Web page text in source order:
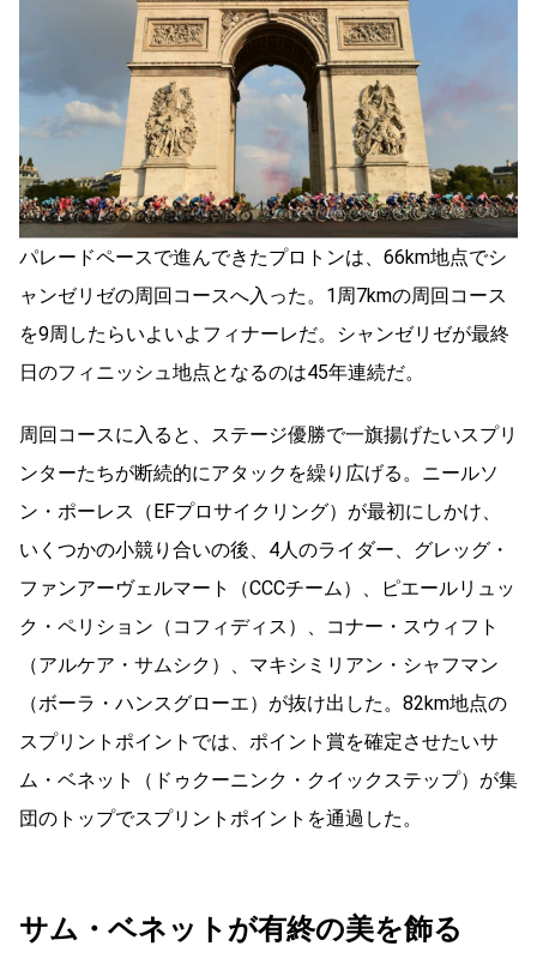
パレードペースで進んできたプロトンは、66km地点でシ
ャンゼリゼの周回コースへ入った。1周7kmの周回コース
を9周したらいよいよフィナーレだ。シャンゼリゼが最終
日のフィニッシュ地点となるのは45年連続だ。
周回コースに入ると、ステージ優勝で一旗揚げたいスプリ
ンターたちが断続的にアタックを繰り広げる。ニールソ
ン・ポーレス（EFプロサイクリング）が最初にしかけ、
いくつかの小競り合いの後、4人のライダー、グレッグ・
ファンアーヴェルマート（CCCチーム）、ピエールリュッ
ク・ペリション（コフィディス）、コナー・スウィフト
（アルケア・サムシク）、マキシミリアン・シャフマン
（ボーラ・ハンスグローエ）が抜け出した。82km地点の
スプリントポイントでは、ポイント賞を確定させたいサ
ム・ベネット（ドゥクーニンク・クイックステップ）が集
団のトップでスプリントポイントを通過した。
サム・ベネットが有終の美を飾る